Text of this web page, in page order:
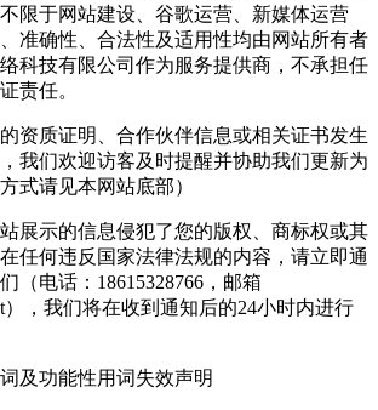
限于网站建设、谷歌运营、新媒体运营
准确性、合法性及适用性均由网站所有者
科技有限公司作为服务提供商，不承担任
责任。
资质证明、合作伙伴信息或相关证书发生
我们欢迎访客及时提醒并协助我们更新为
式请见本网站底部）
展示的信息侵犯了您的版权、商标权或其
任何违反国家法律法规的内容，请立即通
（电话：18615328766，邮箱
），我们将在收到通知后的24小时内进行
及功能性用词失效声明